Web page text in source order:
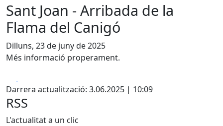
Sant Joan - Arribada de la
Flama del Canigó
Dilluns, 23 de juny de 2025
Més informació properament.
Darrera actualització: 3.06.2025 | 10:09
RSS
L'actualitat a un clic